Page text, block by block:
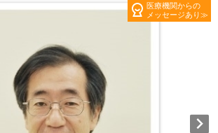
医療機関からの
メッセージあり